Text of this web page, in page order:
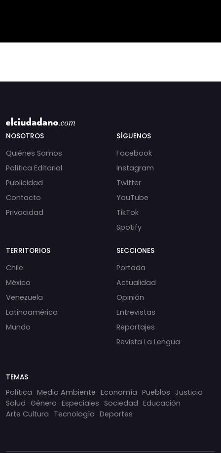
NOSOTROS
Quiénes Somos
Política Editorial
Publicidad
Contacto
Privacidad
SÍGUENOS
Facebook
Instagram
Twitter
YouTube
TikTok
Spotify
TERRITORIOS
Chile
México
Venezuela
Latinoamérica
Mundo
SECCIONES
Portada
Actualidad
Opinión
Entrevistas
Reportajes
Revista La Lengua
TEMAS
Política Medio Ambiente Economía Pueblos Justicia
Salud Género Especiales Sociedad Educación
Arte Cultura Tecnología Deportes